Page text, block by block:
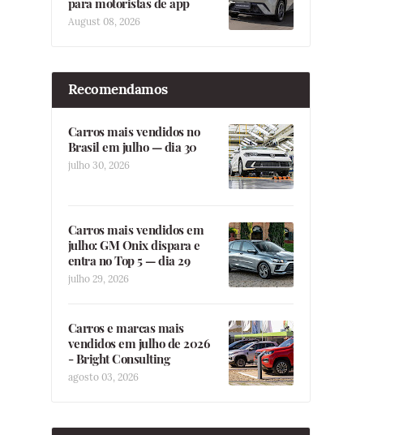
para motoristas de app
August 08, 2026
Recomendamos
Carros mais vendidos no
Brasil em julho — dia 30
julho 30, 2026
Carros mais vendidos em
julho: GM Onix dispara e
entra no Top 5 — dia 29
julho 29, 2026
Carros e marcas mais
vendidos em julho de 2026
- Bright Consulting
agosto 03, 2026